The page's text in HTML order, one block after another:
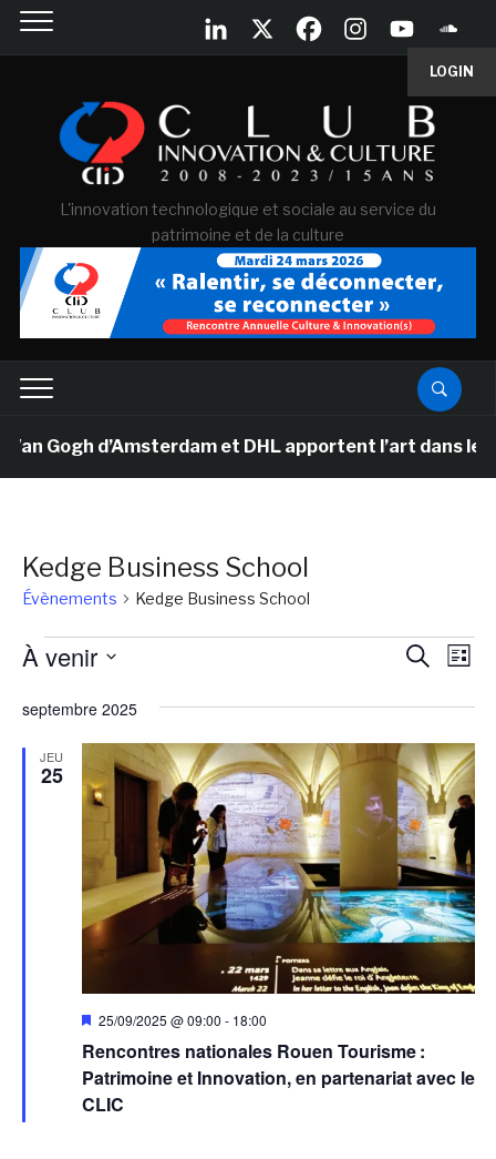
LOGIN
L'innovation technologique et sociale au service du
patrimoine et de la culture
Gogh d’Amsterdam et DHL apportent l’art dans les
Kedge Business School
Évènements Kedge Business School
Évènements
de
vues
Liste
À venir
une
date.
septembre 2025
JEU
25
Rencontres nationales Rouen Tourisme :
Patrimoine et Innovation, en partenariat avec le
CLIC
Mis
avant
25/09/2025 @ 09:00 - 18:00